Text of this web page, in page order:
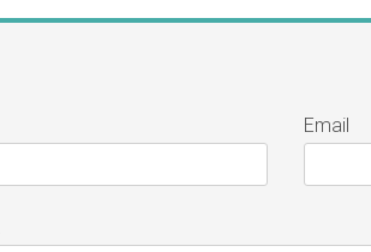
Email